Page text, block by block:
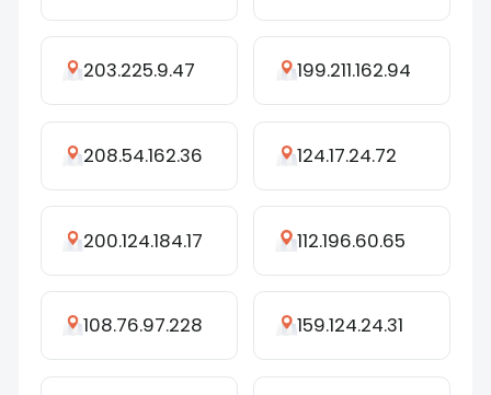
203.225.9.47 199.211.162.94
208.54.162.36 124.17.24.72
200.124.184.17 112.196.60.65
108.76.97.228 159.124.24.31